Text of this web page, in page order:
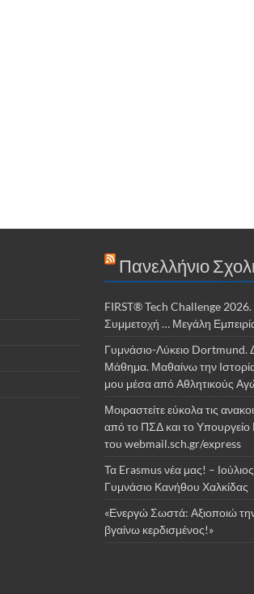
Πανελλήνιο
FIRST® Tech Challenge
Συμμετοχή … Μεγάλη
Γυμνάσιο-Λύκειο Dortmund.
Μάθημα. Μαθαίνω την
μου μέσα από Αθλητικούς
Μοιραστείτε εύκολα τις
από το ΠΣΔ και το Υπουργείο
του webmail.sch.gr/express
Τα Erasmus νέα μας! –
Γυμνάσιο Κανήθου Χαλκίδας
«Ενεργώ Σωστά: Αξιοποιώ την
βγαίνω κερδισμένος!»